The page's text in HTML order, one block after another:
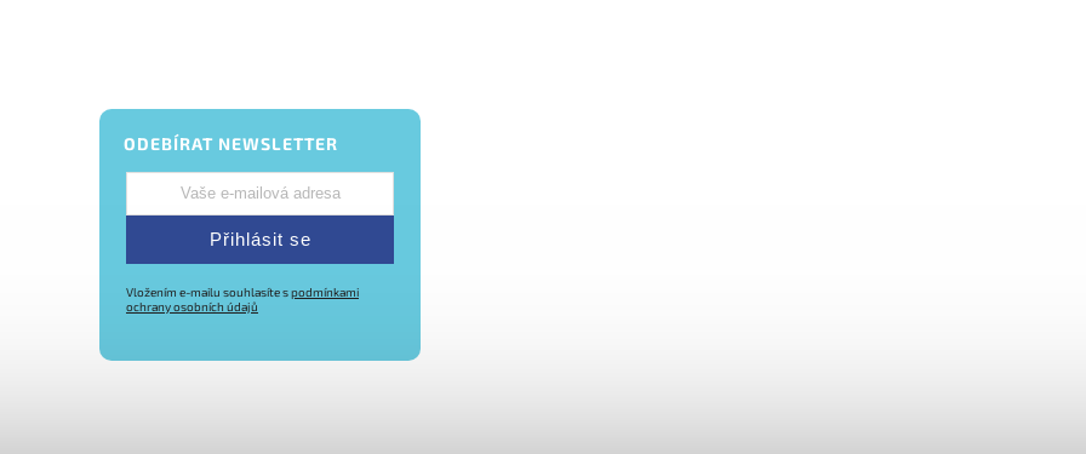
ODEBÍRAT NEWSLETTER
Přihlásit se
Vložením e-mailu souhlasíte spodmínkami
ochrany osobních údajů